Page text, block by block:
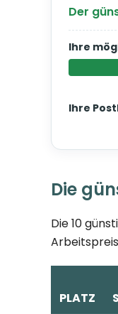
Der
Ihre
Ihre
Die
Die 10
PLATZ